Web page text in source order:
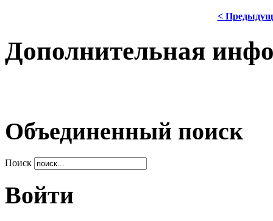
<
Дополнительная
Объединенный поиск
Поиск
Войти